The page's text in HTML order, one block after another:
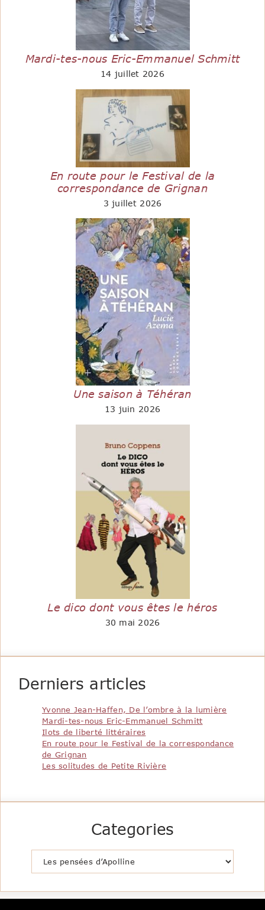
Mardi-tes-nous Eric-Emmanuel Schmitt
14 juillet 2026
En route pour le Festival de la
correspondance de Grignan
3 juillet 2026
Une saison à Téhéran
13 juin 2026
Le dico dont vous êtes le héros
30 mai 2026
Derniers articles
Yvonne Jean-Haffen, De l’ombre à la lumière
Mardi-tes-nous Eric-Emmanuel Schmitt
Ilots de liberté littéraires
En route pour le Festival de la correspondance
de Grignan
Les solitudes de Petite Rivière
Categories